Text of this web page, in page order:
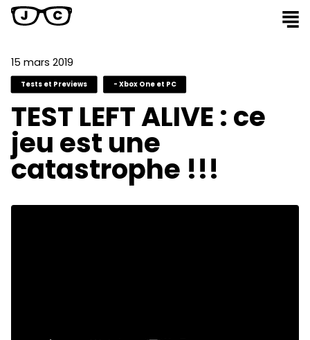
15 mars 2019
Tests et Previews - Xbox One et PC
TEST LEFT ALIVE : ce
jeu est une
catastrophe !!!